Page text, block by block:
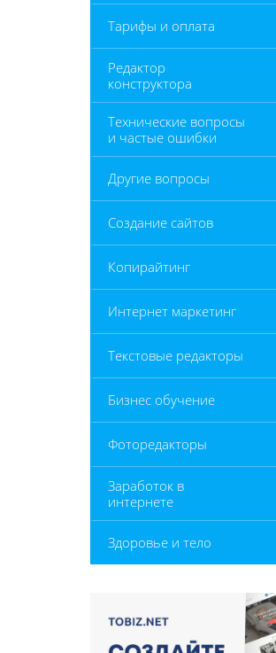
Тарифы и оплата
Редактор
конструктора
Технические вопросы
и частые ошибки
Другие вопросы
Создание сайтов
Копирайтинг
Интернет маркетинг
Текстовые редакторы
Бизнес обучение
Фоторедакторы
Заработок в
интернете
Здоровье и тело